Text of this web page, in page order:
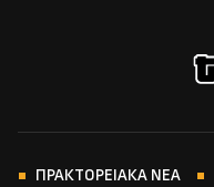
ΠΡΑΚΤΟΡΕΙΑΚΑ ΝΕΑ